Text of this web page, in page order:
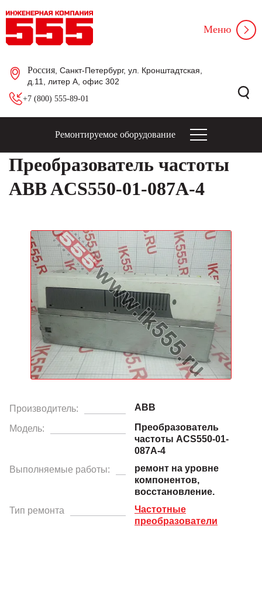
Россия , Санкт-Петербург, ул. Кронштадтская,
д.11, литер А, офис 302
+7 (800) 555-89-01
Меню
Ремонтируемое оборудование
Преобразователь частоты
ABB ACS550-01-087A-4
Производитель: ABB
Модель:
Преобразователь
частоты ACS550-01-
087A-4
Выполняемые работы:
ремонт на уровне
компонентов,
восстановление.
Тип ремонта
Частотные
преобразователи